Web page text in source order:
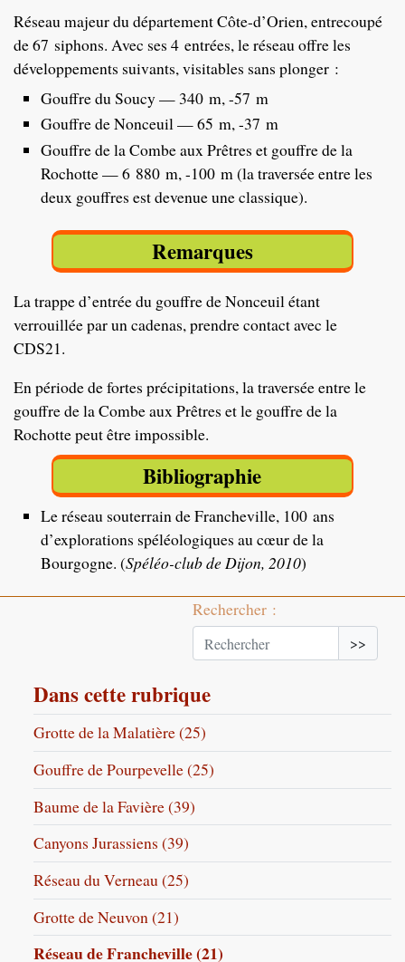
Réseau majeur du département Côte-d’Orien, entrecoupé
de 67 siphons. Avec ses 4 entrées, le réseau offre les
développements suivants, visitables sans plonger :
Gouffre du Soucy — 340 m, -57 m
Gouffre de Nonceuil — 65 m, -37 m
Gouffre de la Combe aux Prêtres et gouffre de la
Rochotte — 6 880 m, -100 m (la traversée entre les
deux gouffres est devenue une classique).
Remarques
La trappe d’entrée du gouffre de Nonceuil étant
verrouillée par un cadenas, prendre contact avec le
CDS21.
En période de fortes précipitations, la traversée entre le
gouffre de la Combe aux Prêtres et le gouffre de la
Rochotte peut être impossible.
Bibliographie
Le réseau souterrain de Francheville, 100 ans
d’explorations spéléologiques au cœur de la
Bourgogne. (Spéléo-club de Dijon, 2010)
Rechercher :
>>
Dans cette rubrique
Grotte de la Malatière (25)
Gouffre de Pourpevelle (25)
Baume de la Favière (39)
Canyons Jurassiens (39)
Réseau du Verneau (25)
Grotte de Neuvon (21)
Réseau de Francheville (21)